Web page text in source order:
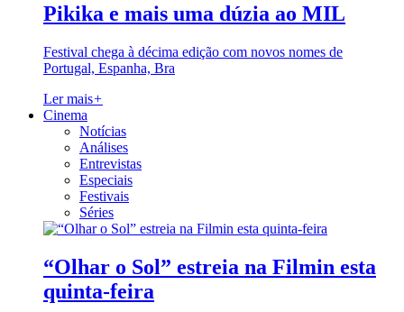
Pikika e mais uma dúzia ao MIL
Festival chega à décima edição com novos nomes de
Portugal, Espanha, Bra
Ler mais+
Cinema
Notícias
Análises
Entrevistas
Especiais
Festivais
Séries
“Olhar o Sol” estreia na Filmin esta
quinta-feira